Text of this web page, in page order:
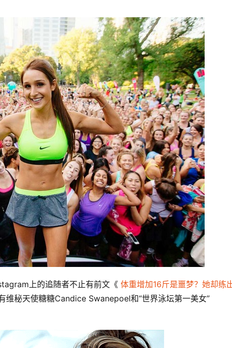
上的追随者不止有前文《 体重增加16斤是噩梦？她却练
维秘天使糖糖Candice Swanepoel和“世界泳坛第一美女”